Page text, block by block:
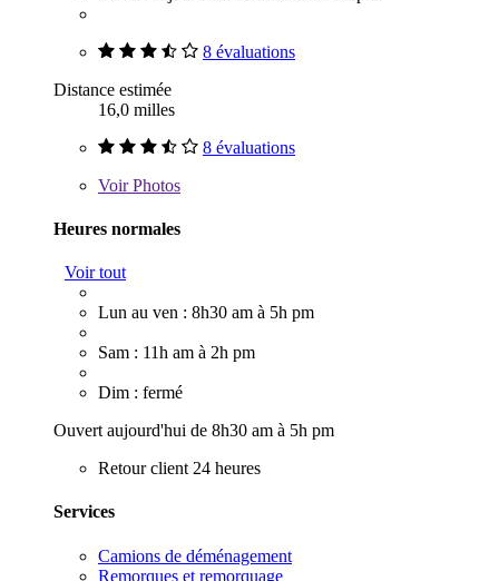
8 évaluations
Distance estimée
16,0 milles
8 évaluations
VoirPhotos
Heures normales
Voir tout
Lun au ven : 8h30 am à 5h pm
Sam : 11h am à 2h pm
Dim : fermé
Ouvert aujourd'hui de 8h30 am à 5h pm
Retour client 24 heures
Services
Camions de déménagement
Remorques et remorquage